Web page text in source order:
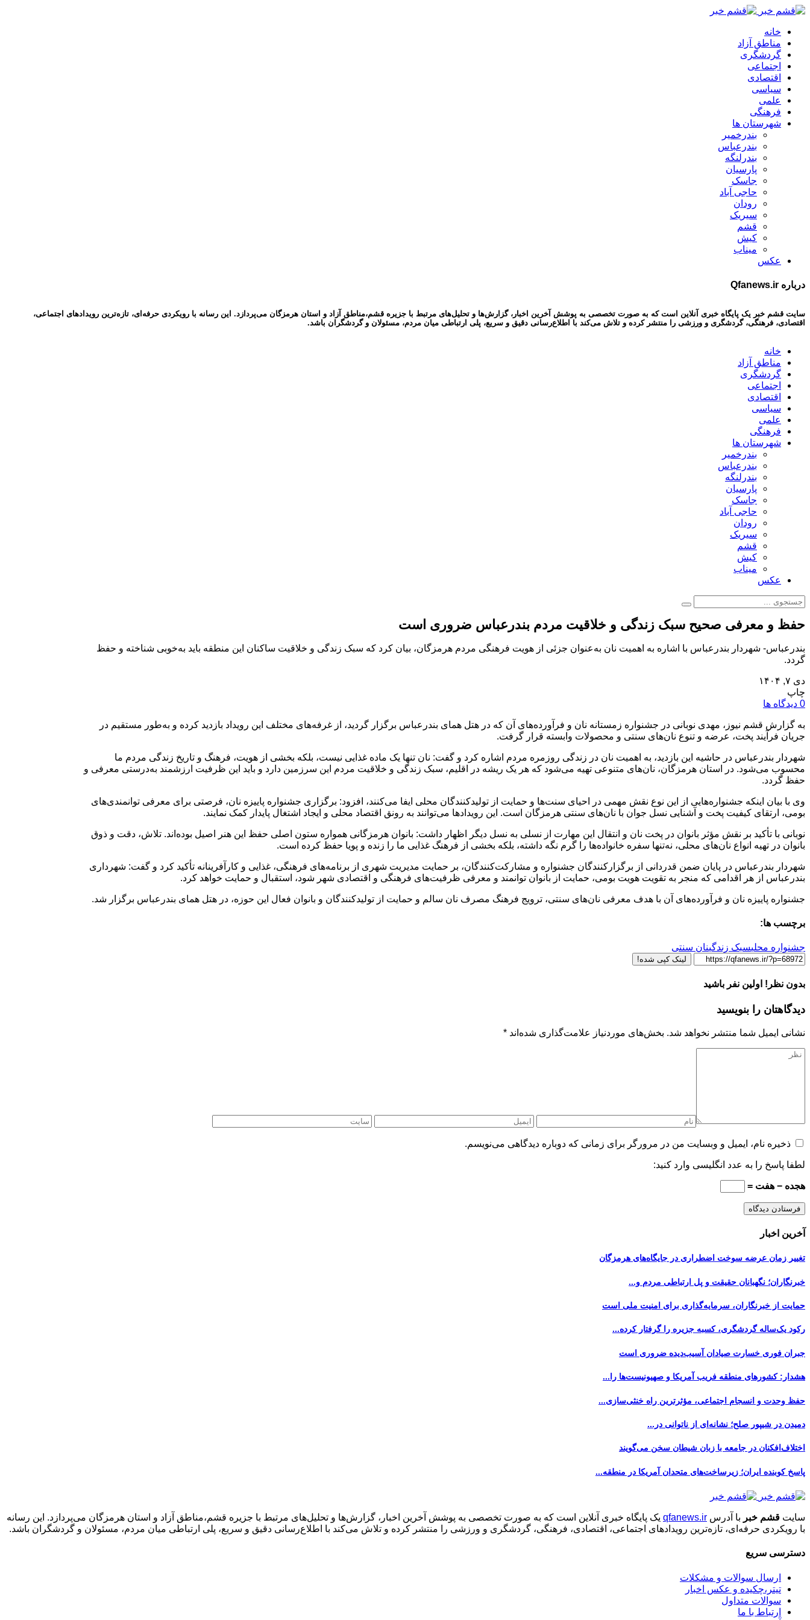
خانه
مناطق آزاد
گردشگری
اجتماعی
اقتصادی
سیاسی
علمی
فرهنگی
شهرستان ها
بندرخمیر
بندرعباس
بندرلنگه
پارسیان
جاسک
حاجی آباد
رودان
سیریک
قشم
کیش
میناب
عکس
درباره Qfanews.ir
سایت قشم خبر یک پایگاه خبری آنلاین است که به صورت تخصصی به پوشش آخرین اخبار، گزارش‌ها و تحلیل‌های مرتبط با جزیره قشم،مناطق آزاد و استان هرمزگان می‌پردازد. این رسانه با رویکردی حرفه‌ای، تازه‌ترین رویدادهای اجتماعی،
اقتصادی، فرهنگی، گردشگری و ورزشی را منتشر کرده و تلاش می‌کند با اطلاع‌رسانی دقیق و سریع، پلی ارتباطی میان مردم، مسئولان و گردشگران باشد.
خانه
مناطق آزاد
گردشگری
اجتماعی
اقتصادی
سیاسی
علمی
فرهنگی
شهرستان ها
بندرخمیر
بندرعباس
بندرلنگه
پارسیان
جاسک
حاجی آباد
رودان
سیریک
قشم
کیش
میناب
عکس
حفظ و معرفی صحیح سبک زندگی و خلاقیت مردم بندرعباس ضروری است
بندرعباس- شهردار بندرعباس با اشاره به اهمیت نان به‌عنوان جزئی از هویت فرهنگی مردم هرمزگان، بیان کرد که سبک زندگی و خلاقیت ساکنان این منطقه باید به‌خوبی شناخته و حفظ
گردد.
دی ۷, ۱۴۰۴
چاپ
0 دیدگاه ها
به گزارش قشم نیوز، مهدی نوبانی در جشنواره زمستانه نان و فرآورده‌های آن که در هتل همای بندرعباس برگزار گردید، از غرفه‌های مختلف این رویداد بازدید کرده و به‌طور مستقیم در
جریان فرآیند پخت، عرضه و تنوع نان‌های سنتی و محصولات وابسته قرار گرفت.
شهردار بندرعباس در حاشیه این بازدید، به اهمیت نان در زندگی روزمره مردم اشاره کرد و گفت: نان تنها یک ماده غذایی نیست، بلکه بخشی از هویت، فرهنگ و تاریخ زندگی مردم ما
محسوب می‌شود. در استان هرمزگان، نان‌های متنوعی تهیه می‌شود که هر یک ریشه در اقلیم، سبک زندگی و خلاقیت مردم این سرزمین دارد و باید این ظرفیت ارزشمند به‌درستی معرفی و
حفظ گردد.
وی با بیان اینکه جشنواره‌هایی از این نوع نقش مهمی در احیای سنت‌ها و حمایت از تولیدکنندگان محلی ایفا می‌کنند، افزود: برگزاری جشنواره پاییزه نان، فرصتی برای معرفی توانمندی‌های
بومی، ارتقای کیفیت پخت و آشنایی نسل جوان با نان‌های سنتی هرمزگان است. این رویدادها می‌توانند به رونق اقتصاد محلی و ایجاد اشتغال پایدار کمک نمایند.
نوبانی با تأکید بر نقش مؤثر بانوان در پخت نان و انتقال این مهارت از نسلی به نسل دیگر اظهار داشت: بانوان هرمزگانی همواره ستون اصلی حفظ این هنر اصیل بوده‌اند. تلاش، دقت و ذوق
بانوان در تهیه انواع نان‌های محلی، نه‌تنها سفره خانواده‌ها را گرم نگه داشته، بلکه بخشی از فرهنگ غذایی ما را زنده و پویا حفظ کرده است.
شهردار بندرعباس در پایان ضمن قدردانی از برگزارکنندگان جشنواره و مشارکت‌کنندگان، بر حمایت مدیریت شهری از برنامه‌های فرهنگی، غذایی و کارآفرینانه تأکید کرد و گفت: شهرداری
بندرعباس از هر اقدامی که منجر به تقویت هویت بومی، حمایت از بانوان توانمند و معرفی ظرفیت‌های فرهنگی و اقتصادی شهر شود، استقبال و حمایت خواهد کرد.
جشنواره پاییزه نان و فرآورده‌های آن با هدف معرفی نان‌های سنتی، ترویج فرهنگ مصرف نان سالم و حمایت از تولیدکنندگان و بانوان فعال این حوزه، در هتل همای بندرعباس برگزار شد.
برچسب ها:
جشنواره محلیسبک زندگینان سنتی
لینک کپی شده!
بدون نظر! اولین نفر باشید
دیدگاهتان را بنویسید
نشانی ایمیل شما منتشر نخواهد شد. بخش‌های موردنیاز علامت‌گذاری شده‌اند *
ذخیره نام، ایمیل و وبسایت من در مرورگر برای زمانی که دوباره دیدگاهی می‌نویسم.
لطفا پاسخ را به عدد انگلیسی وارد کنید:
هجده − هفت =
آخرین اخبار
تغییر زمان عرضه سوخت اضطراری در جایگاه‌های هرمزگان
خبرنگاران؛ نگهبانان حقیقت و پل ارتباطی مردم و...
حمایت از خبرنگاران، سرمایه‌گذاری برای امنیت ملی است
رکود یک‌ساله گردشگری، کسبه جزیره را گرفتار کرده...
جبران فوری خسارت صیادان آسیب‌دیده ضروری است
هشدار: کشورهای منطقه فریب آمریکا و صهیونیست‌ها را...
حفظ وحدت و انسجام اجتماعی، مؤثرترین راه خنثی‌سازی...
دمیدن در شیپور صلح؛ نشانه‌ای از ناتوانی در...
اختلاف‌افکنان در جامعه با زبان شیطان سخن می‌گویند
پاسخ کوبنده ایران؛ زیرساخت‌های متحدان آمریکا در منطقه...
سایت قشم خبر با آدرس qfanews.ir یک پایگاه خبری آنلاین است که به صورت تخصصی به پوشش آخرین اخبار، گزارش‌ها و تحلیل‌های مرتبط با جزیره قشم،مناطق آزاد و استان هرمزگان می‌پردازد. این رسانه
با رویکردی حرفه‌ای، تازه‌ترین رویدادهای اجتماعی، اقتصادی، فرهنگی، گردشگری و ورزشی را منتشر کرده و تلاش می‌کند با اطلاع‌رسانی دقیق و سریع، پلی ارتباطی میان مردم، مسئولان و گردشگران باشد.
دسترسی سریع
ارسال سوالات و مشکلات
تیتر،چکیده و عکس اخبار
سوالات متداول
ارتباط با ما